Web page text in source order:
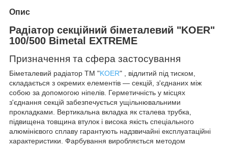
Опис
Радіатор секційний біметалевий "KOER"
100/500 Bimetal EXTREME
Призначення та сфера застосування
Біметалевий радіатор TM "KOER" , відлитий під тиском,
складається з окремих елементів — секцій, з'єднаних між
собою за допомогою ніпелів. Герметичність у місцях
з'єднання секцій забезпечується ущільнювальними
прокладками. Вертикальна вкладка як сталева трубка,
підвищена товщина втулок і висока якість спеціального
алюмінієвого сплаву гарантують надзвичайні експлуатаційні
характеристики. Фарбування виробляється методом